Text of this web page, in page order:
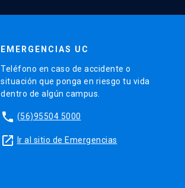
EMERGENCIAS UC
Teléfono en caso de accidente o
situación que ponga en riesgo tu vida
dentro de algún campus.
phone (56)95504 5000
launch Ir al sitio de Emergencias